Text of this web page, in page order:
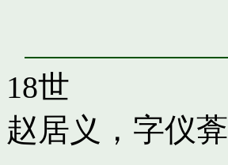
18世
赵居义，字仪葊